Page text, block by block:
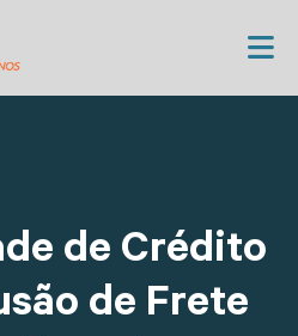
de Crédito
de Frete